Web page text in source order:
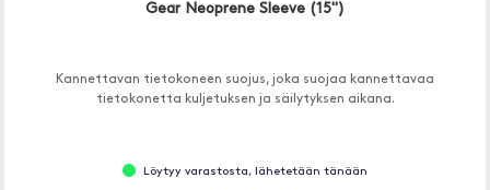
Gear Neoprene Sleeve (15")
Kannettavan tietokoneen suojus, joka suojaa kannettavaa
tietokonetta kuljetuksen ja säilytyksen aikana.
Löytyy varastosta, lähetetään tänään